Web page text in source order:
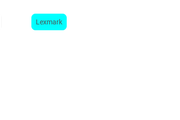
Lexmark